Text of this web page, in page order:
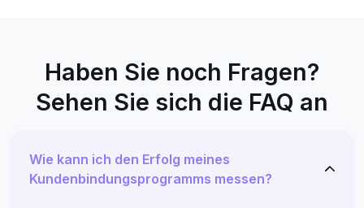
Haben Sie noch Fragen?
Sehen Sie sich die FAQ an
Wie kann ich den Erfolg meines
Kundenbindungsprogramms messen?